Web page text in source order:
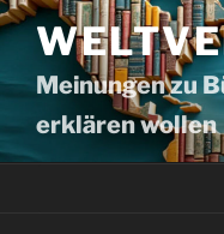
Meinungen zu
erklären wollen